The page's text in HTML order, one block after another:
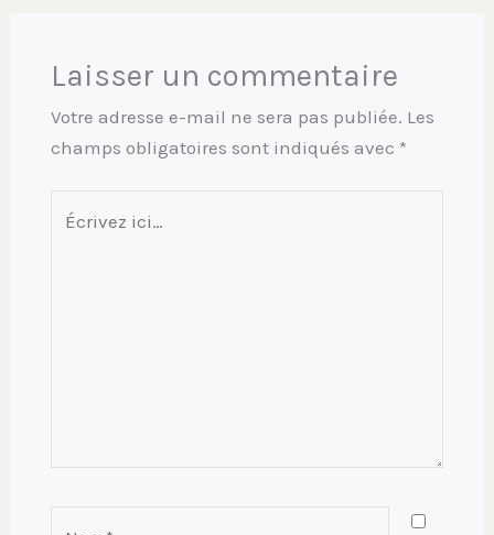
Laisser un commentaire
Votre adresse e-mail ne sera pas publiée. Les
champs obligatoires sont indiqués avec *